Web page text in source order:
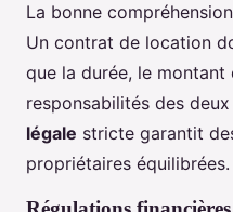
La bonne
Un contrat de location
que la durée, le montant
responsabilités des
légale stricte garantit
propriétaires équilibrées.